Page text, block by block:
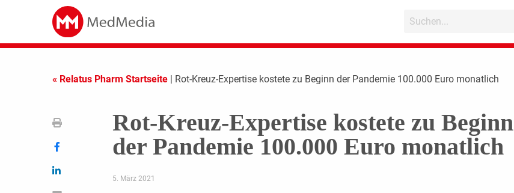
« Relatus Pharm Startseite | Rot-Kreuz-Expertise kostete zu Beginn der Pandemie 100.000 Euro monatlich
Rot-Kreuz-Expertise kostete zu Beginn
der Pandemie 100.000 Euro monatlich
5. März 2021